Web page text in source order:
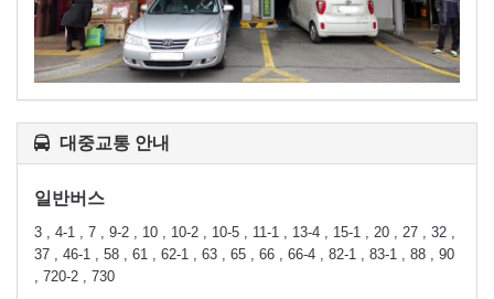
대중교통 안내
일반버스
3 , 4-1 , 7 , 9-2 , 10 , 10-2 , 10-5 , 11-1 , 13-4 , 15-1 , 20 , 27 , 32 ,
37 , 46-1 , 58 , 61 , 62-1 , 63 , 65 , 66 , 66-4 , 82-1 , 83-1 , 88 , 90
, 720-2 , 730